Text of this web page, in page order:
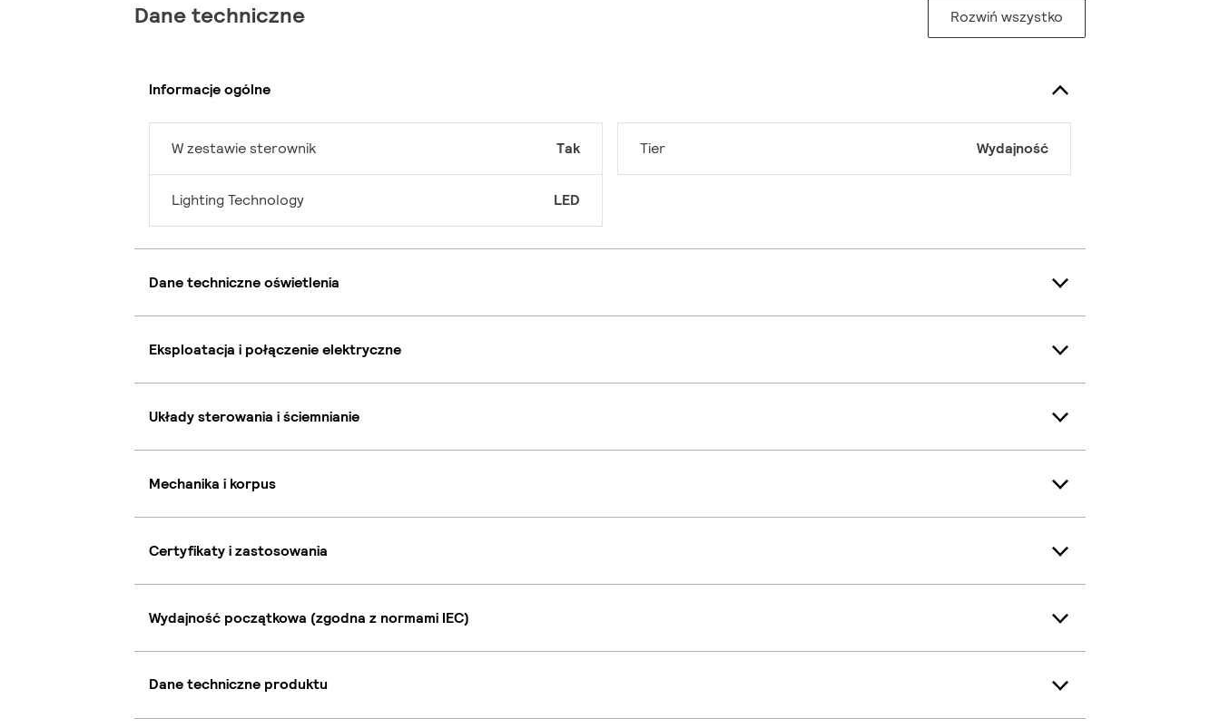
Dane techniczne Rozwiń wszystko
Informacje ogólne
W zestawie sterownik Tak
Lighting Technology LED
Tier Wydajność
Dane techniczne oświetlenia
Eksploatacja i połączenie elektryczne
Układy sterowania i ściemnianie
Mechanika i korpus
Certyfikaty i zastosowania
Wydajność początkowa (zgodna z normami IEC)
Dane techniczne produktu